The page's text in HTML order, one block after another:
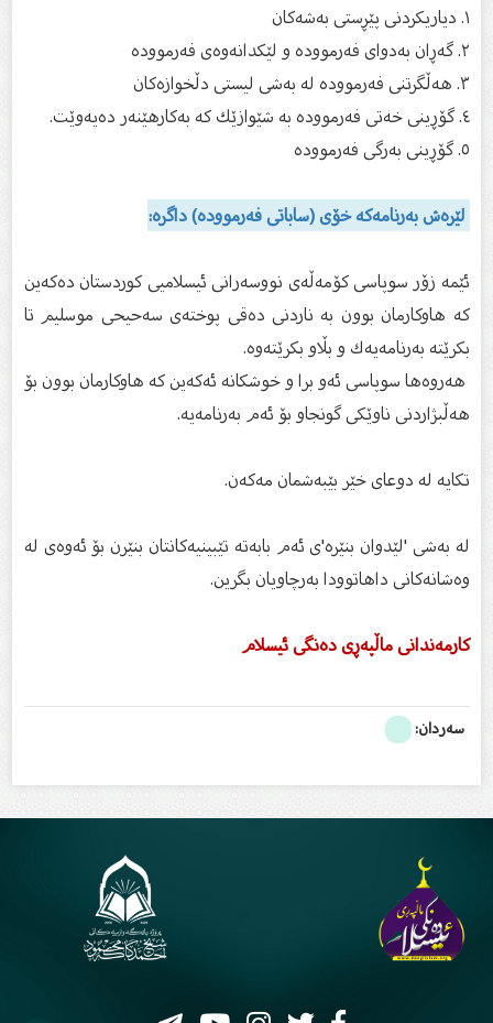
١. دیاریکردنی پێڕ‌ستی به‌شه‌کان
٢. گه‌ڕان به‌دوای فه‌رمووده و لێکدانه‌وه‌ی فه‌رمووده
٣. هه‌ڵگرتنی فه‌رمووده له به‌شی لیستی دڵخوازه‌کان
٤. گۆڕینی خه‌تی فه‌رمووده به شێوازێك که به‌کارهێنه‌ر ده‌یه‌وێت.
٥. گۆڕینی به‌رگی فه‌رمووده
لێره‌ش به‌رنامه‌که خۆی (ساباتی فەرموودە) داگره:
ئێمه‌ زۆر سوپاسی كۆمه‌ڵه‌ی نووسه‌رانی ئیسلامیی كوردستان ده‌که‌ین
که هاوکارمان بوون به ناردنی دەقی پوخته‌ی سه‌حیحی موسلیم تا
بکرێته‌ به‌رنامه‌یه‌ك و بڵاو بکرێته‌وه‌.
هه‌روه‌ها سوپاسی ئه‌و برا و خوشکانه ئه‌که‌ین که هاوکارمان بوون بۆ
هه‌ڵبژاردنی ناوێکی گونجاو بۆ ئه‌م به‌رنامه‌یه.
تکایه له دوعای خێر بێبه‌شمان مه‌که‌ن.
له به‌شی 'لێدوان بنێره'‌ی ئه‌م بابه‌ته‌ تێبینیه‌کانتان بنێرن بۆ ئه‌وه‌ی له
وه‌شانه‌کانی داهاتوودا به‌رچاویان بگرین.
کارمه‌ندانی ماڵپه‌ڕی ده‌نگی ئیسلام
سەردان: